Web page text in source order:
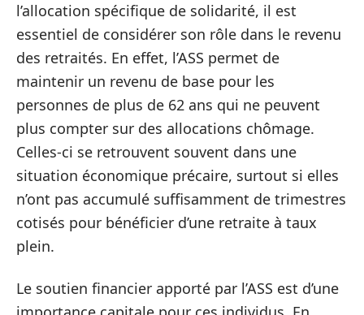
l’allocation spécifique de solidarité, il est
essentiel de considérer son rôle dans le revenu
des retraités. En effet, l’ASS permet de
maintenir un revenu de base pour les
personnes de plus de 62 ans qui ne peuvent
plus compter sur des allocations chômage.
Celles-ci se retrouvent souvent dans une
situation économique précaire, surtout si elles
n’ont pas accumulé suffisamment de trimestres
cotisés pour bénéficier d’une retraite à taux
plein.
Le soutien financier apporté par l’ASS est d’une